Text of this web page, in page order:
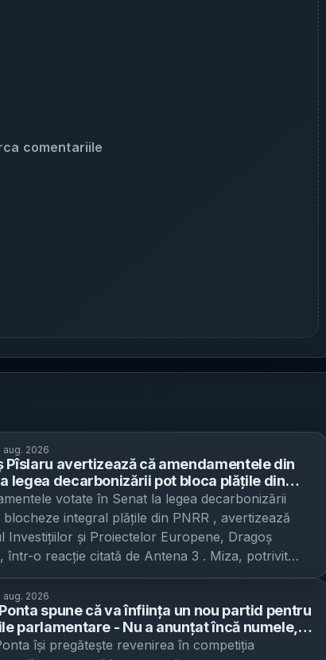
comentariile
aug. 2026
Pîslaru avertizează că amendamentele din
legea decarbonizării pot bloca plățile din
risc de „reversibilitate” și oprirea cererilor
de plată
votate în Senat la legea decarbonizării
blocheze integral plățile din PNRR , avertizează
Investițiilor și Proiectelor Europene, Dragoș
într-o reacție citată de Antena 3 . Miza, potrivit
este ca modificările să fie interpretate de Comisia
drept „reversibilitate” a unei reforme deja
și finanțate, ceea ce ar opri depunerea viitoarelor
plată. Pîslaru spune că amendamentele adoptate
la legislația privind decarbonizarea ar putea
aug. 2026
spune că va înființa un nou partid pentru
parlamentare - Nu a anunțat încă numele,
sau echipa
își pregătește revenirea în competiția